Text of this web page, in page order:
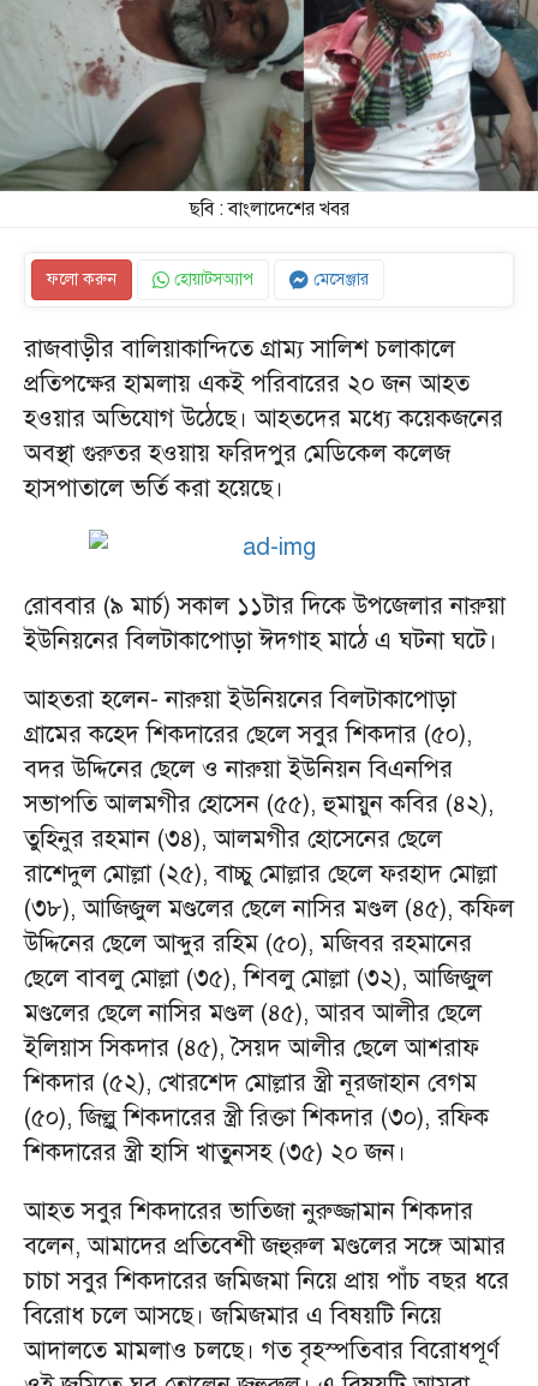
ছবি : বাংলাদেশের খবর
ফলো করুন হোয়াটসঅ্যাপ মেসেঞ্জার
রাজবাড়ীর বালিয়াকান্দিতে গ্রাম্য সালিশ চলাকালে
প্রতিপক্ষের হামলায় একই পরিবারের ২০ জন আহত
হওয়ার অভিযোগ উঠেছে। আহতদের মধ্যে কয়েকজনের
অবস্থা গুরুতর হওয়ায় ফরিদপুর মেডিকেল কলেজ
হাসপাতালে ভর্তি করা হয়েছে।
রোববার (৯ মার্চ) সকাল ১১টার দিকে উপজেলার নারুয়া
ইউনিয়নের বিলটাকাপোড়া ঈদগাহ মাঠে এ ঘটনা ঘটে।
আহতরা হলেন- নারুয়া ইউনিয়নের বিলটাকাপোড়া
গ্রামের কহেদ শিকদারের ছেলে সবুর শিকদার (৫০),
বদর উদ্দিনের ছেলে ও নারুয়া ইউনিয়ন বিএনপির
সভাপতি আলমগীর হোসেন (৫৫), হুমায়ুন কবির (৪২),
তুহিনুর রহমান (৩৪), আলমগীর হোসেনের ছেলে
রাশেদুল মোল্লা (২৫), বাচ্চু মোল্লার ছেলে ফরহাদ মোল্লা
(৩৮), আজিজুল মণ্ডলের ছেলে নাসির মণ্ডল (৪৫), কফিল
উদ্দিনের ছেলে আব্দুর রহিম (৫০), মজিবর রহমানের
ছেলে বাবলু মোল্লা (৩৫), শিবলু মোল্লা (৩২), আজিজুল
মণ্ডলের ছেলে নাসির মণ্ডল (৪৫), আরব আলীর ছেলে
ইলিয়াস সিকদার (৪৫), সৈয়দ আলীর ছেলে আশরাফ
শিকদার (৫২), খোরশেদ মোল্লার স্ত্রী নূরজাহান বেগম
(৫০), জিল্লু শিকদারের স্ত্রী রিক্তা শিকদার (৩০), রফিক
শিকদারের স্ত্রী হাসি খাতুনসহ (৩৫) ২০ জন।
আহত সবুর শিকদারের ভাতিজা নুরুজ্জামান শিকদার
বলেন, আমাদের প্রতিবেশী জহুরুল মণ্ডলের সঙ্গে আমার
চাচা সবুর শিকদারের জমিজমা নিয়ে প্রায় পাঁচ বছর ধরে
বিরোধ চলে আসছে। জমিজমার এ বিষয়টি নিয়ে
আদালতে মামলাও চলছে। গত বৃহস্পতিবার বিরোধপূর্ণ